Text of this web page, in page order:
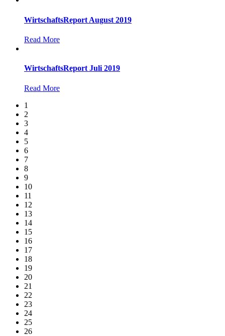
WirtschaftsReport August 2019
Read More
WirtschaftsReport Juli 2019
Read More
1
2
3
4
5
6
7
8
9
10
11
12
13
14
15
16
17
18
19
20
21
22
23
24
25
26